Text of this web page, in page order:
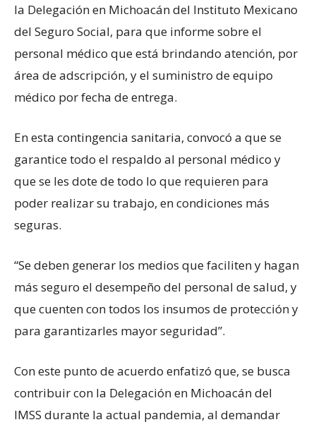
la Delegación en Michoacán del Instituto Mexicano
del Seguro Social, para que informe sobre el
personal médico que está brindando atención, por
área de adscripción, y el suministro de equipo
médico por fecha de entrega.
En esta contingencia sanitaria, convocó a que se
garantice todo el respaldo al personal médico y
que se les dote de todo lo que requieren para
poder realizar su trabajo, en condiciones más
seguras.
“Se deben generar los medios que faciliten y hagan
más seguro el desempeño del personal de salud, y
que cuenten con todos los insumos de protección y
para garantizarles mayor seguridad”.
Con este punto de acuerdo enfatizó que, se busca
contribuir con la Delegación en Michoacán del
IMSS durante la actual pandemia, al demandar